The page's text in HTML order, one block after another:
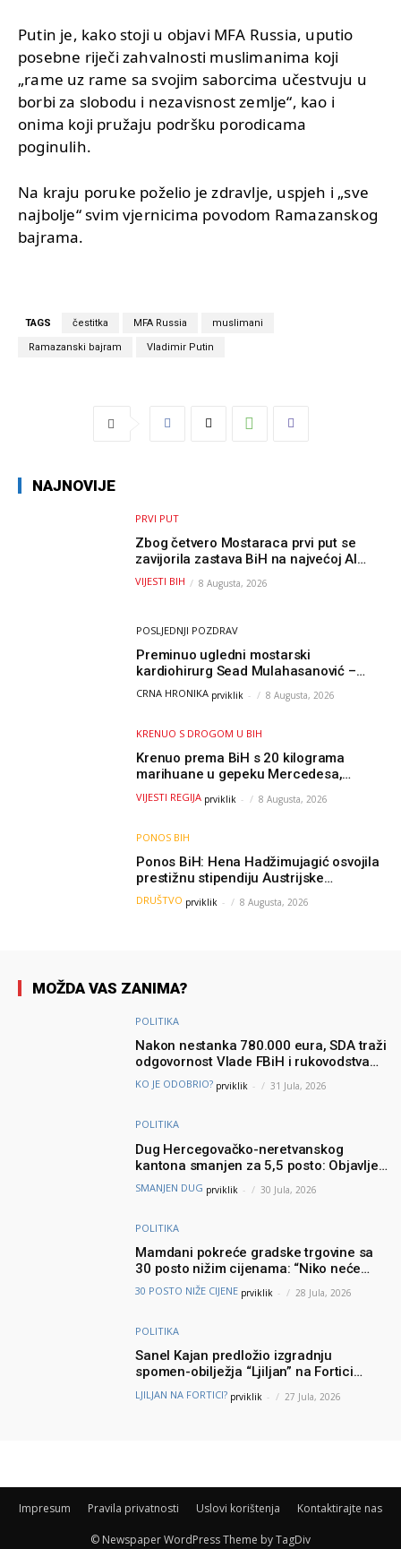
Putin je, kako stoji u objavi MFA Russia, uputio
posebne riječi zahvalnosti muslimanima koji
„rame uz rame sa svojim saborcima učestvuju u
borbi za slobodu i nezavisnost zemlje“, kao i
onima koji pružaju podršku porodicama
poginulih.
Na kraju poruke poželio je zdravlje, uspjeh i „sve
najbolje“ svim vjernicima povodom Ramazanskog
bajrama.
TAGS čestitka MFA Russia muslimani
Ramazanski bajram Vladimir Putin
NAJNOVIJE
PRVI PUT
Zbog četvero Mostaraca prvi put se
zavijorila zastava BiH na najvećoj AI
olimpijadi, a sada je njihov mentor
postao član komiteta Međunarodne
VIJESTI BIH 8 Augusta, 2026
POSLJEDNJI POZDRAV
Preminuo ugledni mostarski
kardiohirurg Sead Mulahasanović –
kolege uputile emotivnu oproštajnu
CRNA HRONIKA prviklik - 8 Augusta, 2026
KRENUO S DROGOM U BIH
Krenuo prema BiH s 20 kilograma
marihuane u gepeku Mercedesa,
policija ga uhapsila na granici
VIJESTI REGIJA prviklik - 8 Augusta, 2026
PONOS BIH
Ponos BiH: Hena Hadžimujagić osvojila
prestižnu stipendiju Austrijske
akademije nauka, njeno istraživanje
moglo bi pomoći djeci širom svijeta
DRUŠTVO prviklik - 8 Augusta, 2026
MOŽDA VAS ZANIMA?
POLITIKA
Nakon nestanka 780.000 eura, SDA traži
odgovornost Vlade FBiH i rukovodstva
Igmana
KO JE ODOBRIO? prviklik - 31 Jula, 2026
POLITIKA
Dug Hercegovačko-neretvanskog
kantona smanjen za 5,5 posto: Objavljeni
najnoviji podaci Ministarstva finansija
SMANJEN DUG prviklik - 30 Jula, 2026
POLITIKA
Mamdani pokreće gradske trgovine sa
30 posto nižim cijenama: “Niko neće
brinuti može li prehraniti svoju porodicu”
30 POSTO NIŽE CIJENE prviklik - 28 Jula, 2026
POLITIKA
Sanel Kajan predložio izgradnju
spomen-obilježja “Ljiljan” na Fortici
iznad Mostara – Podšku ideji dao i
Muhamed ef. Velić
LJILJAN NA FORTICI? prviklik - 27 Jula, 2026
Impresum Pravila privatnosti Uslovi korištenja Kontaktirajte nas
© Newspaper WordPress Theme by TagDiv